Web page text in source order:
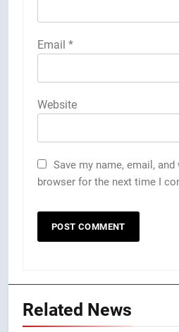
Email *
Website
Save my name, email,
browser for the next time I
Related News